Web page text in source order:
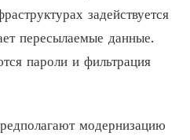
задействуется
пересылаемые данные.
пароли и фильтрация
модернизацию